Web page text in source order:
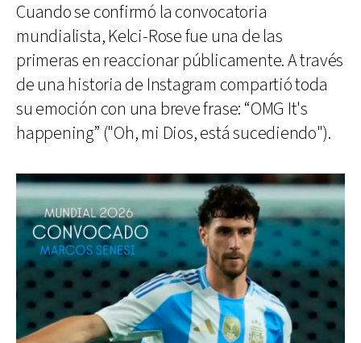
Cuando se confirmó la convocatoria
mundialista, Kelci-Rose fue una de las
primeras en reaccionar públicamente. A través
de una historia de Instagram compartió toda
su emoción con una breve frase: “OMG It's
happening” ("Oh, mi Dios, está sucediendo").